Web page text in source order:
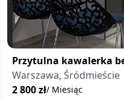
Przytulna kawalerka
Powiślu
Warszawa, Śródmieście
2 800zł/ Miesiąc